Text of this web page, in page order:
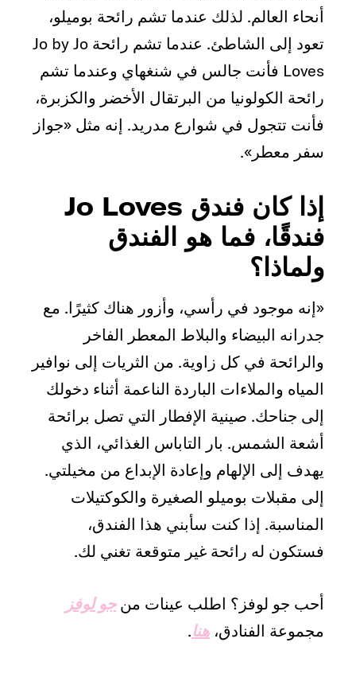
أنحاء العالم. لذلك عندما تشم رائحة بوميلو،
تعود إلى الشاطئ. عندما تشم رائحة Jo by Jo
Loves فأنت جالس في شنغهاي وعندما تشم
رائحة الكولونيا من البرتقال الأخضر والكزبرة،
فأنت تتجول في شوارع مدريد. إنه مثل «جواز
سفر معطر».
إذا كان فندق Jo Loves
فندقًا، فما هو الفندق
ولماذا؟
«إنه موجود في رأسي، وأزور هناك كثيرًا. مع
جدرانه البيضاء والبلاط المعطر الفاخر
والرائحة في كل زاوية. من الثريات إلى نوافير
المياه والملاءات الباردة الناعمة أثناء دخولك
إلى جناحك. صينية الإفطار التي تصل برائحة
أشعة الشمس. بار التاباس الغذائي، الذي
يهدف إلى الإلهام وإعادة الإبداع من مخيلتي.
إلى مقبلات بوميلو الصغيرة والكوكتيلات
المناسبة. إذا كنت سأبني هذا الفندق،
فستكون له رائحة غير متوقعة تغني لك.
أحب جو لوفز؟ اطلب عينات منجو لوفز
مجموعة الفنادق، هنا.